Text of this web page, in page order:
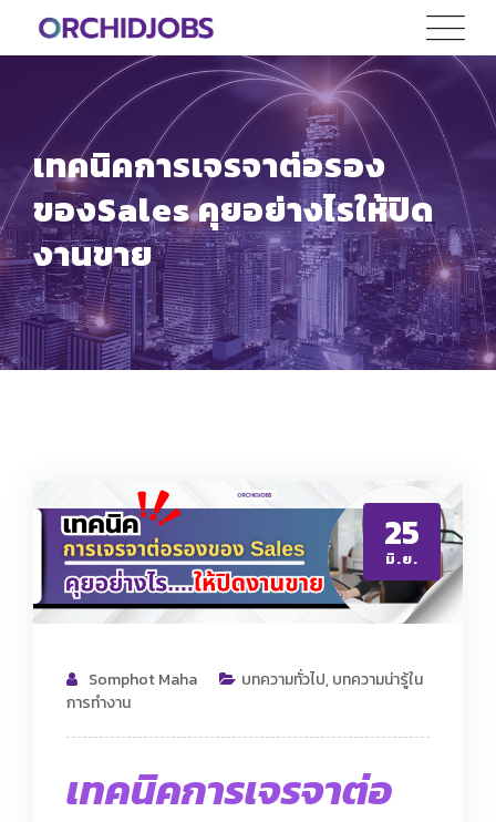
เทคนิคการเจรจาต่อรอง
ของSales คุยอย่างไรให้ปิด
งานขาย
25
มิ.ย.
Somphot Maha บทความทั่วไป,บทความน่ารู้ใน
การทำงาน
เทคนิคการเจรจาต่อ